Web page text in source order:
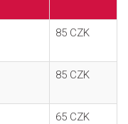
85 CZK
85 CZK
65 CZK